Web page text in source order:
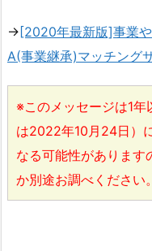
→[2020年最新版]事業
A(事業継承)マッチング
※このメッセージは1
は2022年10月24日）
なる可能性があります
か別途お調べください。